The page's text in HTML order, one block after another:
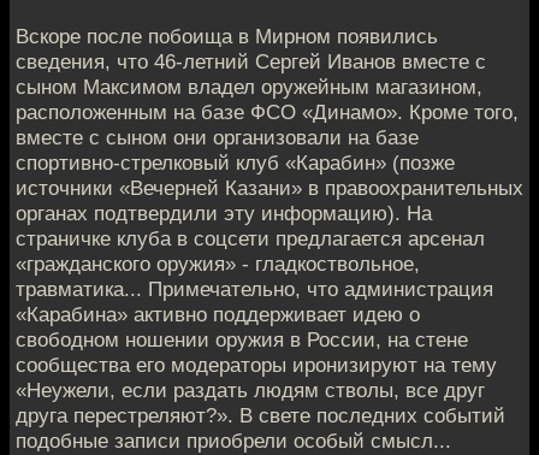
Вскоре после побоища в Мирном появились
сведения, что 46-летний Сергей Иванов вместе с
сыном Максимом владел оружейным магазином,
расположенным на базе ФСО «Динамо». Кроме того,
вместе с сыном они организовали на базе
спортивно-стрелковый клуб «Карабин» (позже
источники «Вечерней Казани» в правоохранительных
органах подтвердили эту информацию). На
страничке клуба в соцсети предлагается арсенал
«гражданского оружия» - гладкоствольное,
травматика... Примечательно, что администрация
«Карабина» активно поддерживает идею о
свободном ношении оружия в России, на стене
сообщества его модераторы иронизируют на тему
«Неужели, если раздать людям стволы, все друг
друга перестреляют?». В свете последних событий
подобные записи приобрели особый смысл...